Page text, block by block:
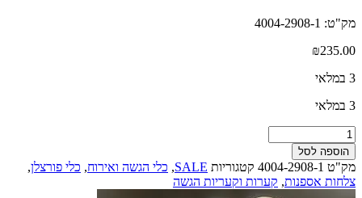
מק"ט: 4004-2908-1
₪235.00
3 במלאי
3 במלאי
כמות
של
'פרטי-סט'
להגשה
נאה
הוספה לסל
מק"ט 4004-2908-1 קטגוריות SALE
, כלי הגשה ואירוח, כלי פורצלן,
צלחות אספנות, קערות וקעריות הגשה